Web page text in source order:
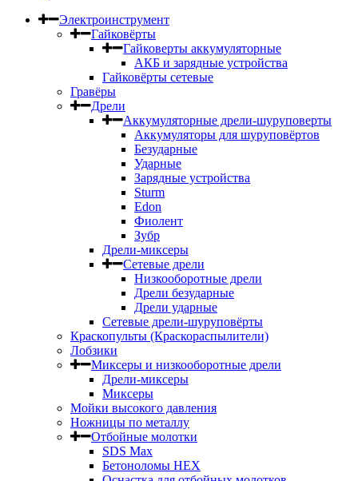
Электроинструмент
Гайковёрты
Гайковерты аккумуляторные
АКБ и зарядные устройства
Гайковёрты сетевые
Гравёры
Дрели
Аккумуляторные дрели-шуруповерты
Аккумуляторы для шуруповёртов
Безударные
Ударные
Зарядные устройства
Sturm
Edon
Фиолент
Зубр
Дрели-миксеры
Сетевые дрели
Низкооборотные дрели
Дрели безударные
Дрели ударные
Сетевые дрели-шуруповёрты
Краскопульты (Краскораспылители)
Лобзики
Миксеры и низкооборотные дрели
Дрели-миксеры
Миксеры
Мойки высокого давления
Ножницы по металлу
Отбойные молотки
SDS Max
Бетоноломы HEX